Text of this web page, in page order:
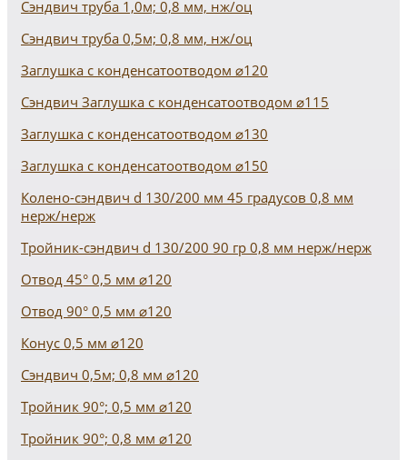
Сэндвич труба 1,0м; 0,8 мм, нж/оц
Сэндвич труба 0,5м; 0,8 мм, нж/оц
Заглушка с конденсатоотводом ⌀120
Сэндвич Заглушка с конденсатоотводом ⌀115
Заглушка с конденсатоотводом ⌀130
Заглушка с конденсатоотводом ⌀150
Колено-сэндвич d 130/200 мм 45 градусов 0,8 мм
нерж/нерж
Тройник-сэндвич d 130/200 90 гр 0,8 мм нерж/нерж
Отвод 45° 0,5 мм ⌀120
Отвод 90° 0,5 мм ⌀120
Конус 0,5 мм ⌀120
Сэндвич 0,5м; 0,8 мм ⌀120
Тройник 90°; 0,5 мм ⌀120
Тройник 90°; 0,8 мм ⌀120